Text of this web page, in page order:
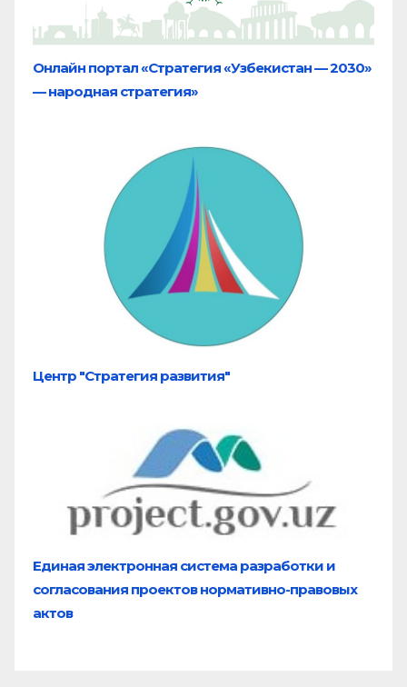
Онлайн портал «Стратегия «Узбекистан — 2030»
— народная стратегия»
Центр "Стратегия развития"
Единая электронная система разработки и
согласования проектов нормативно-правовых
актов